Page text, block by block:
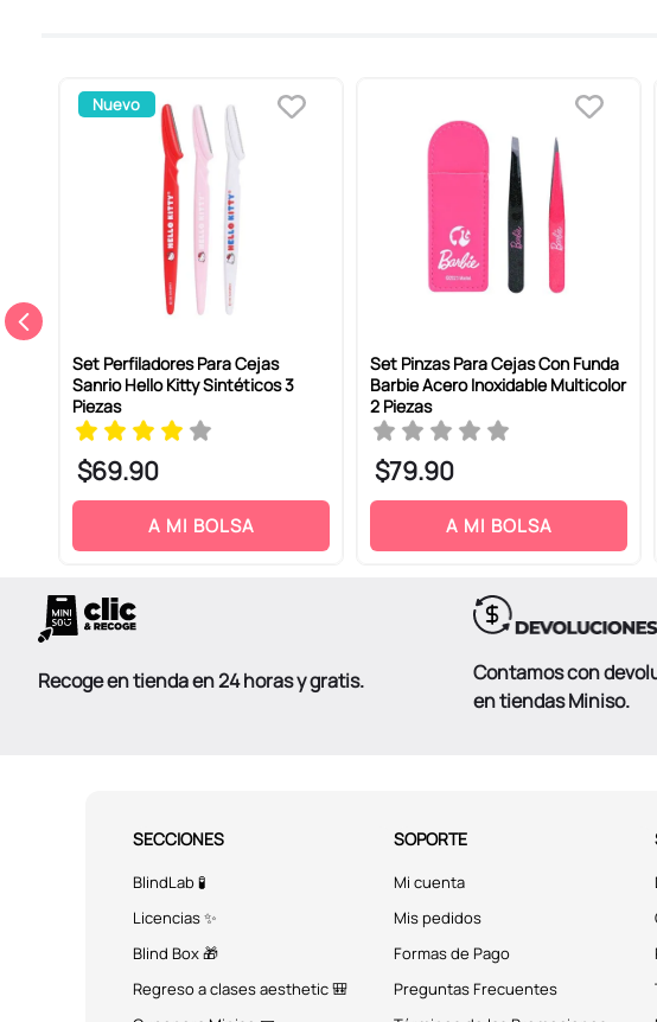
Tu nombre
Dirección de email
ENVIAR COMENTARIO
Nuevo
Set Perfiladores Para Cejas
Sanrio Hello Kitty Sintéticos 3
Piezas
$69.90
A MI BOLSA
Set Pinzas Para Cejas Con Funda
Barbie Acero Inoxidable Multicolor
2 Piezas
$79.90
A MI BOLSA
Recoge en tienda en 24 horas y gratis.
Contamos con
en tiendas Miniso.
SECCIONES
BlindLab 🧪
Licencias ✨
Blind Box 🎁
Regreso a clases aesthetic 🎒
SOPORTE
Mi cuenta
Mis pedidos
Formas de Pago
Preguntas Frecuentes